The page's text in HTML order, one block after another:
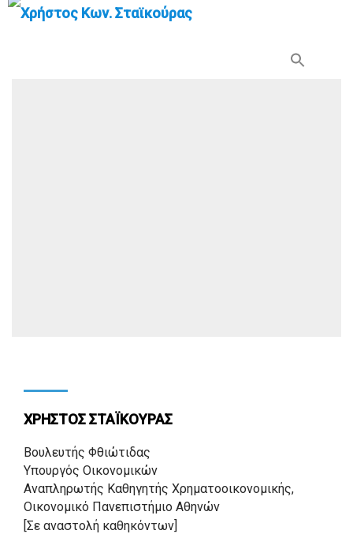
ΧΡΗΣΤΟΣ ΣΤΑΪΚΟΥΡΑΣ
Βουλευτής Φθιώτιδας
Υπουργός Οικονομικών
Αναπληρωτής Καθηγητής Χρηματοοικονομικής,
Οικονομικό Πανεπιστήμιο Αθηνών
[Σε αναστολή καθηκόντων]